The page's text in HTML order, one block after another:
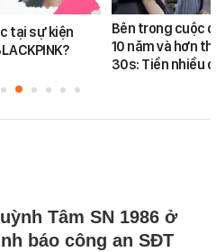
tại sự kiện
Bên trong cuộc
10 năm và hơn
30s: Tiền nhiều
Tâm SN 1986 ở
báo công an SĐT